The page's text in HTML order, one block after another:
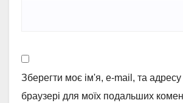
Зберегти моє ім'я, e-mail, та
браузері для моїх подальших